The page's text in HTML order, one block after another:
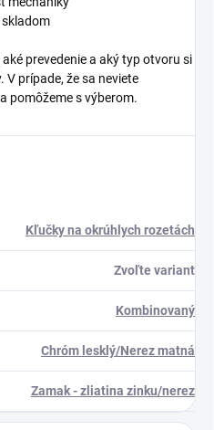
skladom
prevedenie a aký typ otvoru si
V prípade, že sa neviete
pomôžeme s výberom.
Kľučky na okrúhlych rozetách
Zvoľte variant
Kombinovaný
Chróm lesklý/Nerez matná
Zamak - zliatina zinku/nerez